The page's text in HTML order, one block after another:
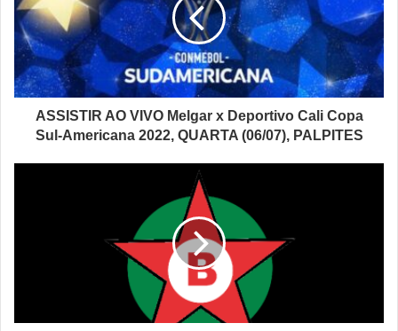
ASSISTIR AO VIVO Melgar x Deportivo Cali Copa
Sul-Americana 2022, QUARTA (06/07), PALPITES